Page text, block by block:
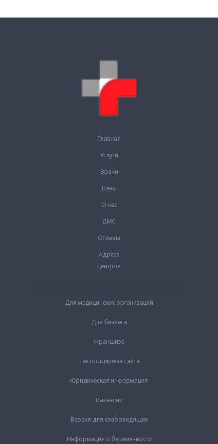
Главная
Услуги
Врачи
Цены
О нас
ДМС
Отзывы
Адреса
центров
Для медицинских организаций
Для бизнеса
Франшиза
Тех.поддержка сайта
Юридическая информация
Вакансии
Версия для слабовидящих
Информация о беременности